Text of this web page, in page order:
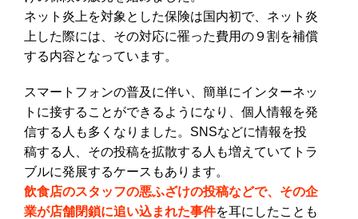
ネット炎上を対象とした保険は国内初で、ネット炎
上した際には、その対応に罹った費用の９割を補償
する内容となっています。
スマートフォンの普及に伴い、簡単にインターネッ
トに接することができるようになり、個人情報を発
信する人も多くなりました。SNSなどに情報を投
稿する人、その投稿を拡散する人も増えていてトラ
ブルに発展するケースもあります。
飲食店のスタッフの悪ふざけの投稿などで、その企
業が店舗閉鎖に追い込まれた事件を耳にしたことも